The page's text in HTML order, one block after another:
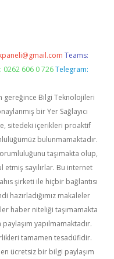
Teams:
0262 606 0 726 Telegram:
gereğince Bilgi Teknolojileri
bir Yer Sağlayıcı
sitedeki içerikleri proaktif
bulunmamaktadır.
taşımakta olup,
sayılırlar. Bu internet
şirketi ile hiçbir bağlantısı
hazırladığımız makaleler
haber niteliği taşımamakta
yapılmamaktadır.
tamamen tesadüfidir.
ücretsiz bir bilgi paylaşım